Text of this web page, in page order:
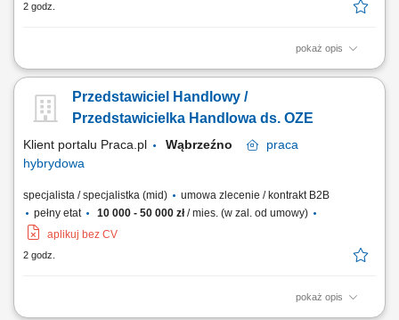
2 godz.
pokaż opis
Doradzanie klientom w zakresie nowoczesnych rozwiązań z obszaru
prowadzenie spotkań handlowych. Przygotowywanie ofert i
finalizowanie sprzedaży. Budowanie długofalowych relacji z klientami.
Przedstawiciel Handlowy /
Przedstawicielka Handlowa ds. OZE
Klient portalu Praca.pl Wąbrzeźno
praca
hybrydowa
specjalista / specjalistka (mid)
umowa zlecenie / kontrakt B2B
pełny etat
10 000 - 50 000 zł/ mies. (w zal. od umowy)
aplikuj bez CV
2 godz.
pokaż opis
Doradzanie klientom w zakresie nowoczesnych rozwiązań z obszaru